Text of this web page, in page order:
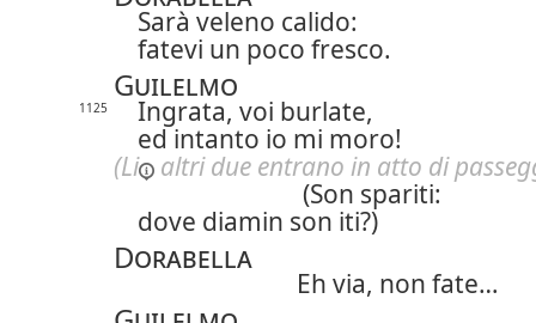
Sarà veleno calido:
fatevi un poco fresco.
Guilelmo
1125
Ingrata, voi burlate,
ed intanto io mi moro!
(Li
altri due entrano in atto di
(Son spariti:
dove diamin son iti?)
Dorabella
Eh via, non fate…